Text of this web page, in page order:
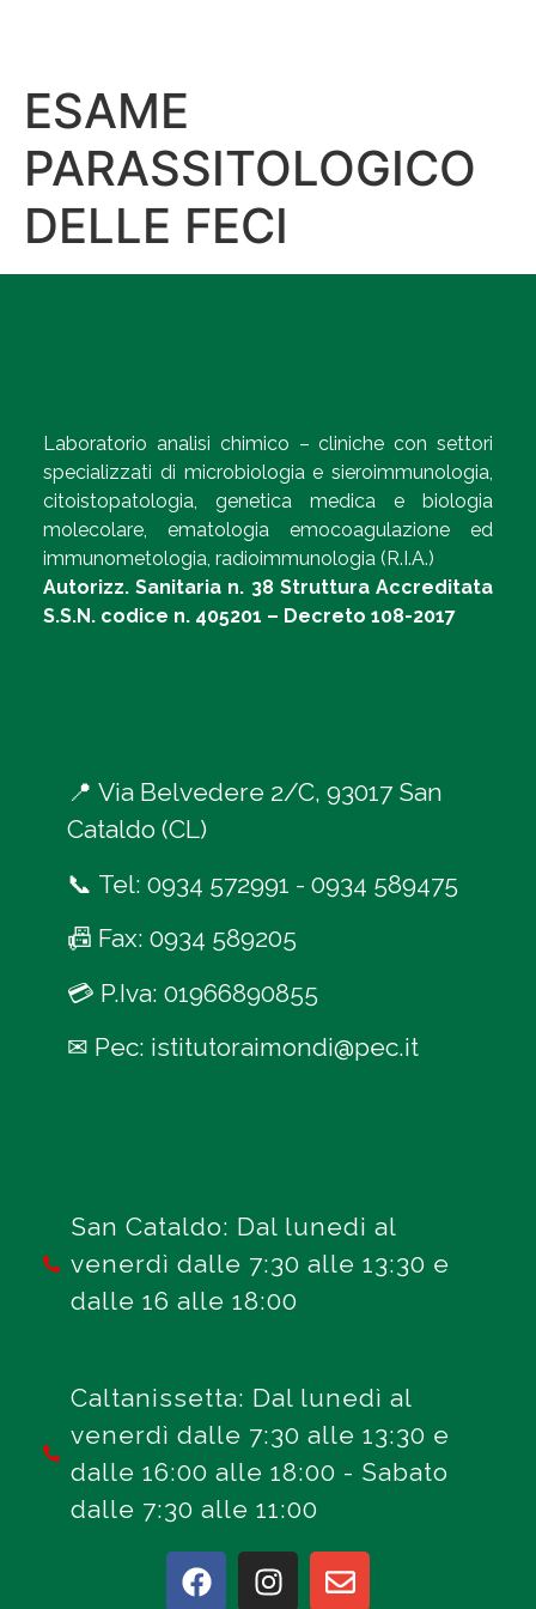
ESAME
PARASSITOLOGICO
DELLE FECI
Laboratorio analisi chimico – cliniche con settori
specializzati di microbiologia e sieroimmunologia,
citoistopatologia, genetica medica e biologia
molecolare, ematologia emocoagulazione ed
immunometologia, radioimmunologia (R.I.A.)
Autorizz. Sanitaria n. 38 Struttura Accreditata
S.S.N. codice n. 405201 – Decreto 108-2017
📍 Via Belvedere 2/C, 93017 San
Cataldo (CL)
📞 Tel: 0934 572991 - 0934 589475
📠 Fax: 0934 589205
💳 P.Iva: 01966890855
✉ Pec: istitutoraimondi@pec.it
San Cataldo: Dal lunedi al
venerdì dalle 7:30 alle 13:30 e
dalle 16 alle 18:00
Caltanissetta: Dal lunedì al
venerdì dalle 7:30 alle 13:30 e
dalle 16:00 alle 18:00 - Sabato
dalle 7:30 alle 11:00